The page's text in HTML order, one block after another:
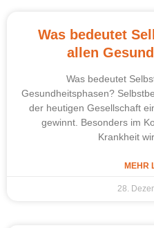
Was bedeutet
allen
Was bedeutet
Gesundheitsphasen?
der heutigen Gesellschaft
gewinnt. Besonders im
Krankheit
MEHR
28.